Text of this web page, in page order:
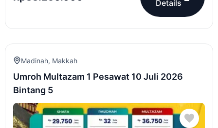
Details
Madinah, Makkah
Umroh Multazam 1 Pesawat 10 Juli 2026
Bintang 5